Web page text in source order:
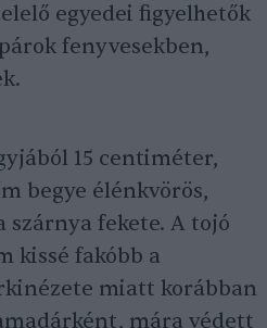
egyedei figyelhetők
fenyvesekben,
15 centiméter,
begye élénkvörös,
szárnya fekete. A tojó
kissé fakóbb a
miatt korábban
mára védett